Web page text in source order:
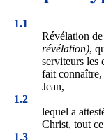
1.1
Révélation
révélation),
serviteurs les
fait
Jean,
1.2
lequel a
Christ, tout
1.3